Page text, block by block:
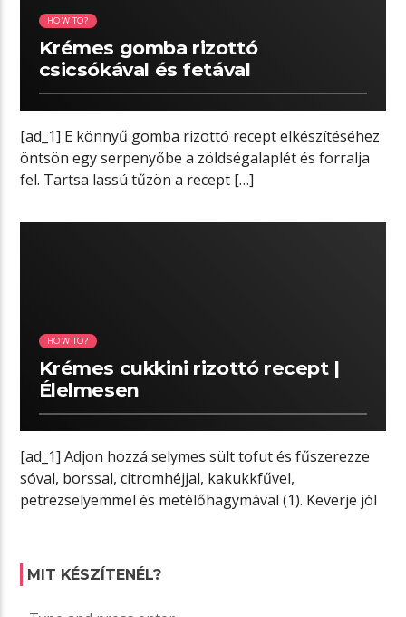
HOW TO?
Krémes gomba rizottó
csicsókával és fetával
[ad_1] E könnyű gomba rizottó recept elkészítéséhez
öntsön egy serpenyőbe a zöldségalaplét és forralja
fel. Tartsa lassú tűzön a recept […]
HOW TO?
Krémes cukkini rizottó recept |
Élelmesen
[ad_1] Adjon hozzá selymes sült tofut és fűszerezze
sóval, borssal, citromhéjjal, kakukkfűvel,
petrezselyemmel és metélőhagymával (1). Keverje jól
MIT KÉSZÍTENÉL?